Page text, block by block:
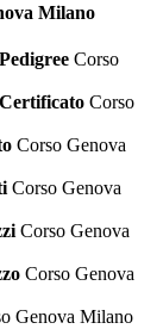
Milano
Corso
Corso
Corso Genova
Corso Genova
Corso Genova
Corso Genova
Genova Milano